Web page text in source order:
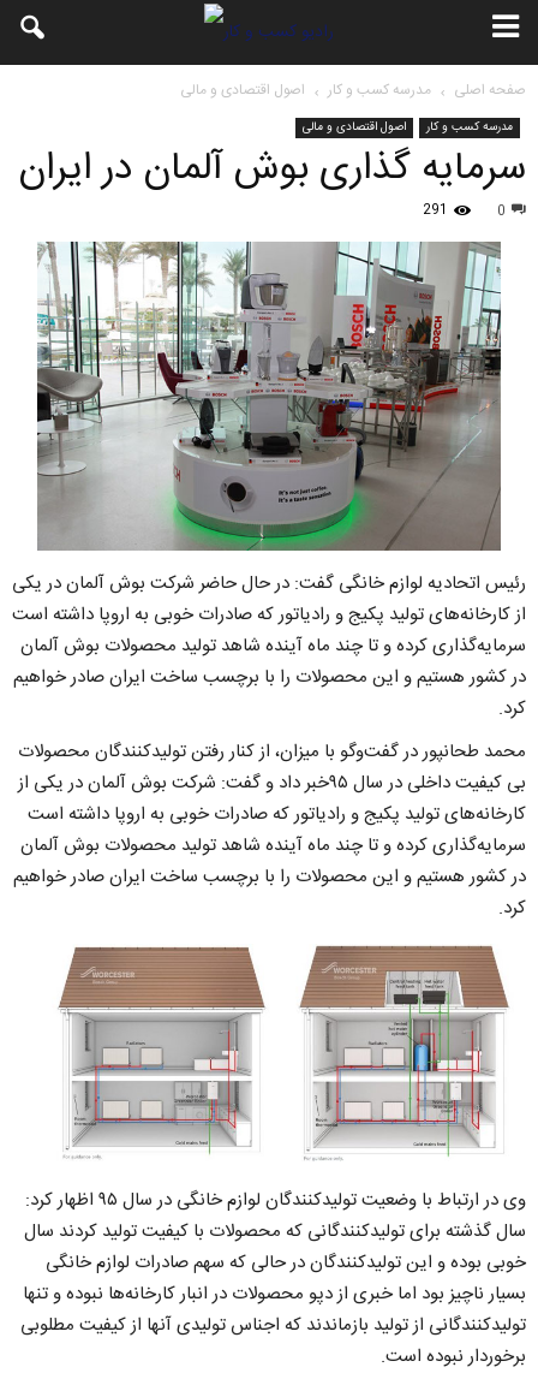
صفحه اصلی مدرسه کسب و کار اصول اقتصادی و مالی
مدرسه کسب و کار اصول اقتصادی و مالی
سرمایه گذارى بوش آلمان در ایران
0
291
رئیس اتحادیه لوازم خانگى گفت: در حال حاضر شرکت بوش آلمان در یکی
از کارخانه‌های تولید پکیج و رادیاتور که صادرات خوبی به اروپا داشته است
سرمایه‌گذاری کرده و تا چند ماه آینده شاهد تولید محصولات بوش آلمان
در کشور هستیم و این محصولات را با برچسب ساخت ایران صادر خواهیم
کرد.
محمد طحانپور در گفت‌وگو با میزان، از کنار رفتن تولیدکنندگان محصولات
بى کیفیت داخلى در سال ٩۵خبر داد و گفت: شرکت بوش آلمان در یکی از
کارخانه‌های تولید پکیج و رادیاتور که صادرات خوبی به اروپا داشته است
سرمایه‌گذاری کرده و تا چند ماه آینده شاهد تولید محصولات بوش آلمان
در کشور هستیم و این محصولات را با برچسب ساخت ایران صادر خواهیم
کرد.
وی در ارتباط با وضعیت تولیدکنندگان لوازم خانگی در سال ۹۵ اظهار کرد:
سال گذشته برای تولیدکنندگانی که محصولات با کیفیت تولید کردند سال
خوبی بوده و این تولیدکنندگان در حالی که سهم صادرات لوازم خانگی
بسیار ناچیز بود اما خبری از دپو محصولات در انبار کارخانه‌ها نبوده و تنها
تولیدکنندگانی از تولید بازماندند که اجناس تولیدی آنها از کیفیت مطلوبی
برخوردار نبوده است.